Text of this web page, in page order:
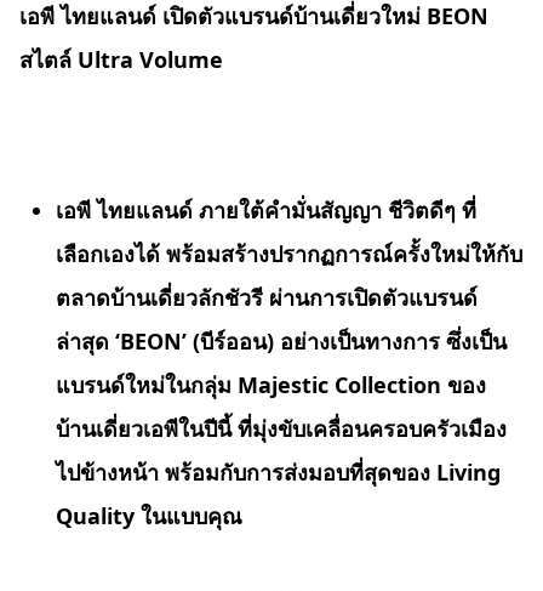
เอพี ไทยแลนด์ เปิดตัวแบรนด์บ้านเดี่ยวใหม่ BEON
สไตล์ Ultra Volume
เอพี ไทยแลนด์ ภายใต้คำมั่นสัญญา ชีวิตดีๆ ที่
เลือกเองได้ พร้อมสร้างปรากฏการณ์ครั้งใหม่ให้กับ
ตลาดบ้านเดี่ยวลักชัวรี ผ่านการเปิดตัวแบรนด์
ล่าสุด ‘BEON’ (บีร์ออน) อย่างเป็นทางการ ซึ่งเป็น
แบรนด์ใหม่ในกลุ่ม Majestic Collection ของ
บ้านเดี่ยวเอพีในปีนี้ ที่มุ่งขับเคลื่อนครอบครัวเมือง
ไปข้างหน้า พร้อมกับการส่งมอบที่สุดของ Living
Quality ในแบบคุณ